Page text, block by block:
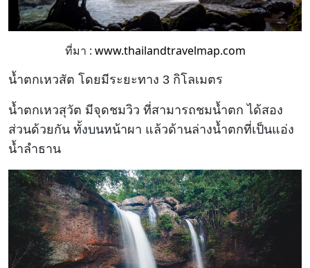
ที่มา : www.thailandtravelmap.com
น้ำตกเหวสัต โดยมีระยะทาง 3 กิโลเมตร
น้ำตกเหวสุวัต มีจุดชมวิว ที่สามารถชมน้ำตก ได้สอง
ส่วนด้วยกัน ทั้งบนหน้าผา แล้วด้านล่างน้ำตกที่เป็นแอ่ง
น้ำลำธาน